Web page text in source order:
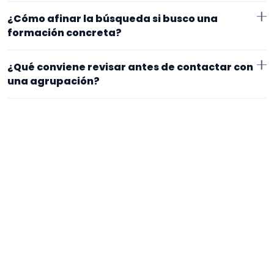
trabajan en Cuenca. Algunos son de la zona y otros se
exacto, horarios y posibles gastos.
¿Cómo afinar la búsqueda si busco una
formación concreta?
Empieza por el tipo de evento y la zona. Si ya sabes el
formato que te encaja, usa el filtro de tipo de
agrupación para quedarte con opciones más
¿Qué conviene revisar antes de contactar con
una agrupación?